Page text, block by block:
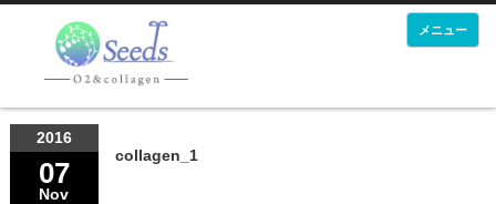
メニュー
2016
07
Nov
collagen_1